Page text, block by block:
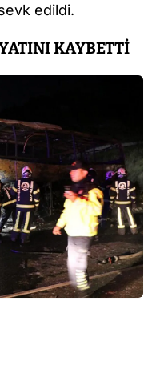
edildi.
KAYBETTİ